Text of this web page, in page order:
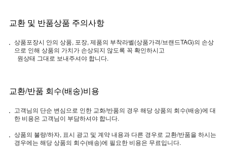
교환 및 반품상품 주의사항
상품포장시 안의 상품, 포장, 제품의 부착라벨(상품가격/브랜드TAG)의 손상
으로 인해 상품의 가치가 손상되지 않도록 꼭 확인하시고
원상태 그대로 보내주셔야 합니다.
교환/반품 회수(배송)비용
고객님의 단순 변심으로 인한 교화/반품의 경우 해당 상품의 회수(배송)에 대
한 비용은 고객님이 부담하셔야 합니다.
상품의 불량/하자, 표시 광고 및 계약 내용과 다른 경우로 교환/반품을 하시는
경우에는 해당 상품의 회수(배송)에 필요한 비용은 무료입니다.